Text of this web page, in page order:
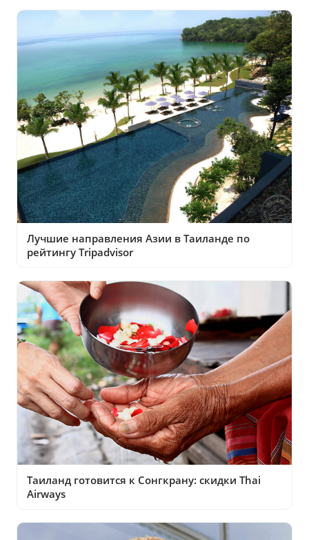
Лучшие направления Азии в Таиланде по
рейтингу Tripadvisor
Таиланд готовится к Сонгкрану: скидки Thai
Airways